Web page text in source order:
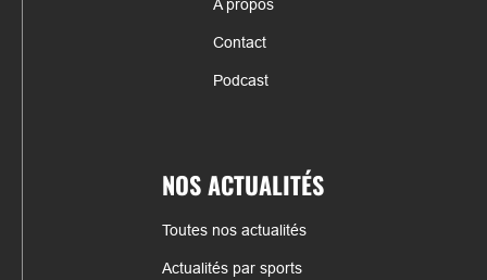
A propos
Contact
Podcast
NOS ACTUALITÉS
Toutes nos actualités
Actualités par sports